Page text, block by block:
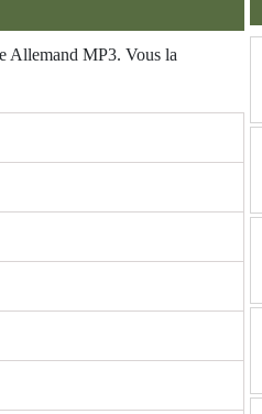
Allemand MP3. Vous la